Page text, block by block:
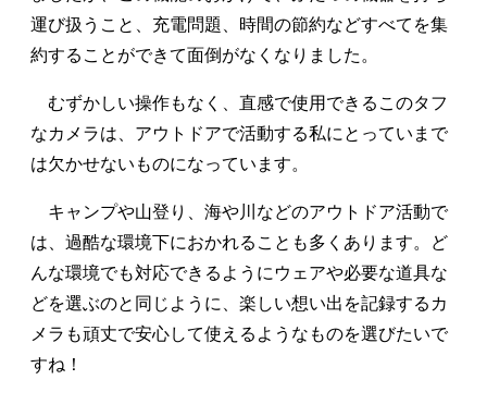
運び扱うこと、充電問題、時間の節約などすべてを集
約することができて面倒がなくなりました。
むずかしい操作もなく、直感で使用できるこのタフ
なカメラは、アウトドアで活動する私にとっていまで
は欠かせないものになっています。
キャンプや山登り、海や川などのアウトドア活動で
は、過酷な環境下におかれることも多くあります。ど
んな環境でも対応できるようにウェアや必要な道具な
どを選ぶのと同じように、楽しい想い出を記録するカ
メラも頑丈で安心して使えるようなものを選びたいで
すね！